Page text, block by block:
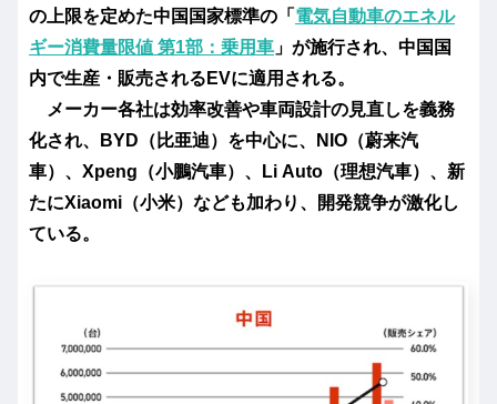
の上限を定めた中国国家標準の「 電気自動車のエネル
ギー消費量限値 第1部：乗用車 」が施行され、中国国
内で生産・販売されるEVに適用される。
メーカー各社は効率改善や車両設計の見直しを義務
化され、BYD（比亜迪）を中心に、NIO（蔚来汽
車）、Xpeng（小鵬汽車）、Li Auto（理想汽車）、新
たにXiaomi（小米）なども加わり、開発競争が激化し
ている。